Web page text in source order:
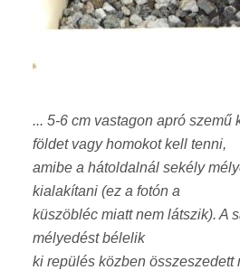
... 5-6 cm vastagon apró szemű
földet vagy homokot kell tenni,
amibe a hátoldalnál sekély
kialakítani (ez a fotón a
küszöbléc miatt nem látszik). A
mélyedést bélelik
ki repülés közben összeszedett